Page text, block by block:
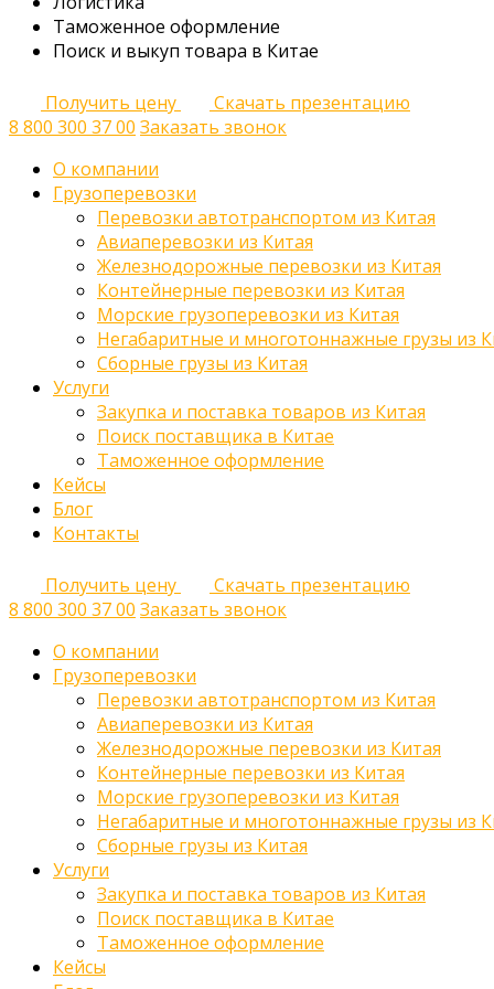
Таможенное оформление
Поиск и выкуп товара в Китае
Получить цену
Скачать презентацию
8 800 300 37 00 Заказать звонок
О компании
Грузоперевозки
Перевозки автотранспортом из Китая
Авиаперевозки из Китая
Железнодорожные перевозки из Китая
Контейнерные перевозки из Китая
Морские грузоперевозки из Китая
Негабаритные и многотоннажные грузы из
Сборные грузы из Китая
Услуги
Закупка и поставка товаров из Китая
Поиск поставщика в Китае
Таможенное оформление
Кейсы
Блог
Контакты
Получить цену
Скачать презентацию
8 800 300 37 00 Заказать звонок
О компании
Грузоперевозки
Перевозки автотранспортом из Китая
Авиаперевозки из Китая
Железнодорожные перевозки из Китая
Контейнерные перевозки из Китая
Морские грузоперевозки из Китая
Негабаритные и многотоннажные грузы из
Сборные грузы из Китая
Услуги
Закупка и поставка товаров из Китая
Поиск поставщика в Китае
Таможенное оформление
Кейсы